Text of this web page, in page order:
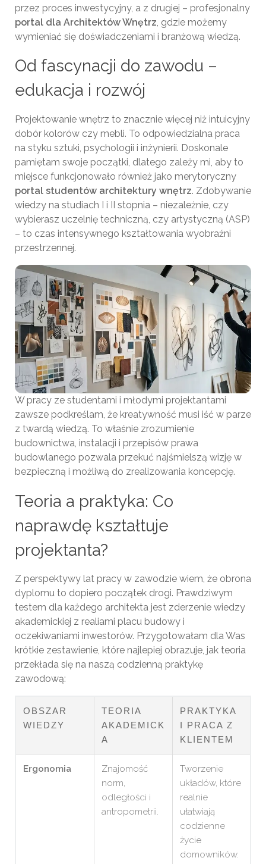
przez proces inwestycyjny, a z drugiej – profesjonalny
portal dla Architektów Wnętrz, gdzie możemy
wymieniać się doświadczeniami i branżową wiedzą.
Od fascynacji do zawodu –
edukacja i rozwój
Projektowanie wnętrz to znacznie więcej niż intuicyjny
dobór kolorów czy mebli. To odpowiedzialna praca
na styku sztuki, psychologii i inżynierii. Doskonale
pamiętam swoje początki, dlatego zależy mi, aby to
miejsce funkcjonowało również jako merytoryczny
portal studentów architektury wnętrz. Zdobywanie
wiedzy na studiach I i II stopnia – niezależnie, czy
wybierasz uczelnię techniczną, czy artystyczną (ASP)
– to czas intensywnego kształtowania wyobraźni
przestrzennej.
W pracy ze studentami i młodymi projektantami
zawsze podkreślam, że kreatywność musi iść w parze
z twardą wiedzą. To właśnie zrozumienie
budownictwa, instalacji i przepisów prawa
budowlanego pozwala przekuć najśmielszą wizję w
bezpieczną i możliwą do zrealizowania koncepcję.
Teoria a praktyka: Co
naprawdę kształtuje
projektanta?
Z perspektywy lat pracy w zawodzie wiem, że obrona
dyplomu to dopiero początek drogi. Prawdziwym
testem dla każdego architekta jest zderzenie wiedzy
akademickiej z realiami placu budowy i
oczekiwaniami inwestorów. Przygotowałam dla Was
krótkie zestawienie, które najlepiej obrazuje, jak teoria
przekłada się na naszą codzienną praktykę
zawodową:
OBSZAR
WIEDZY
TEORIA
AKADEMICK
A
PRAKTYKA
I PRACA Z
KLIENTEM
Ergonomia
Znajomość
norm,
odległości i
antropometrii.
Tworzenie
układów, które
realnie
ułatwiają
codzienne
życie
domowników.